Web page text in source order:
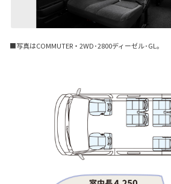
■写真はCOMMUTER・2WD･2800ディーゼル･GL。